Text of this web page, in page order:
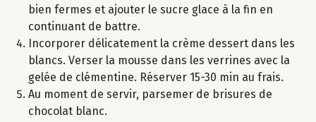
bien fermes et ajouter le sucre glace à la fin en
continuant de battre.
Incorporer délicatement la crème dessert dans les
blancs. Verser la mousse dans les verrines avec la
gelée de clémentine. Réserver 15-30 min au frais.
Au moment de servir, parsemer de brisures de
chocolat blanc.